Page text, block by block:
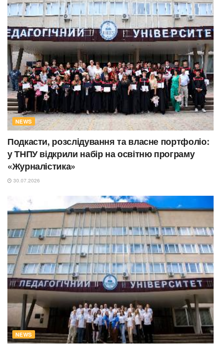
NEWS
Подкасти, розслідування та власне портфоліо:
у ТНПУ відкрили набір на освітню програму
«Журналістика»
30.07.2026
NEWS